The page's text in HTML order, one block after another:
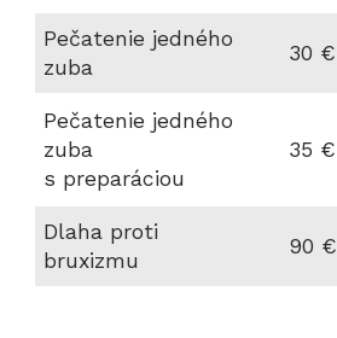
Pečatenie jedného
zuba
30 €
Pečatenie jedného
zuba
s preparáciou
35 €
Dlaha proti
bruxizmu
90 €